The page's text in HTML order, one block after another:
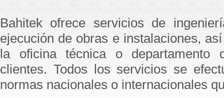
Bahitek ofrece servicios de
ejecución de obras e instalaciones,
la oficina técnica o departamento
clientes. Todos los servicios se
normas nacionales o internacionales